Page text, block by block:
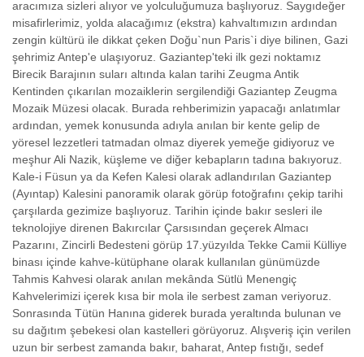
aracımıza sizleri alıyor ve yolculuğumuza başlıyoruz. Saygıdeğer
misafirlerimiz, yolda alacağımız (ekstra) kahvaltımızın ardından
zengin kültürü ile dikkat çeken Doğu`nun Paris`i diye bilinen, Gazi
şehrimiz Antep'e ulaşıyoruz. Gaziantep'teki ilk gezi noktamız
Birecik Barajının suları altında kalan tarihi Zeugma Antik
Kentinden çıkarılan mozaiklerin sergilendiği Gaziantep Zeugma
Mozaik Müzesi olacak. Burada rehberimizin yapacağı anlatımlar
ardından, yemek konusunda adıyla anılan bir kente gelip de
yöresel lezzetleri tatmadan olmaz diyerek yemeğe gidiyoruz ve
meşhur Ali Nazik, küşleme ve diğer kebapların tadına bakıyoruz.
Kale-i Füsun ya da Kefen Kalesi olarak adlandırılan Gaziantep
(Ayıntap) Kalesini panoramik olarak görüp fotoğrafını çekip tarihi
çarşılarda gezimize başlıyoruz. Tarihin içinde bakır sesleri ile
teknolojiye direnen Bakırcılar Çarsısından geçerek Almacı
Pazarını, Zincirli Bedesteni görüp 17.yüzyılda Tekke Camii Külliye
binası içinde kahve-kütüphane olarak kullanılan günümüzde
Tahmis Kahvesi olarak anılan mekânda Sütlü Menengiç
Kahvelerimizi içerek kısa bir mola ile serbest zaman veriyoruz.
Sonrasında Tütün Hanına giderek burada yeraltında bulunan ve
su dağıtım şebekesi olan kastelleri görüyoruz. Alışveriş için verilen
uzun bir serbest zamanda bakır, baharat, Antep fıstığı, sedef